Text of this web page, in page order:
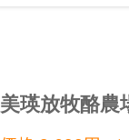
美瑛放牧酪農